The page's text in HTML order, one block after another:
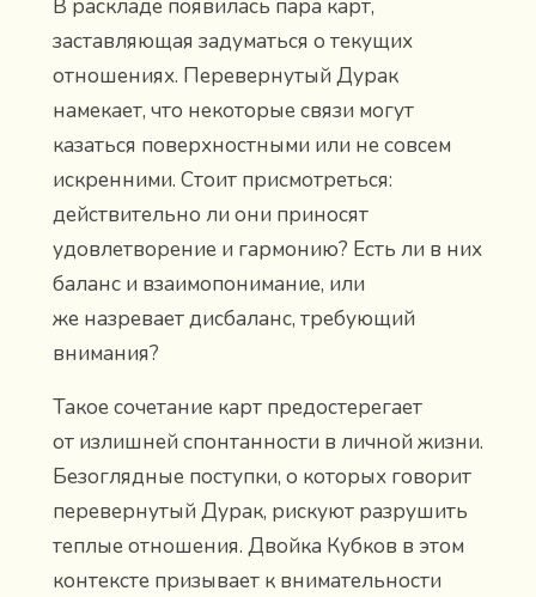
В раскладе появилась пара карт,
заставляющая задуматься о текущих
отношениях. Перевернутый Дурак
намекает, что некоторые связи могут
казаться поверхностными или не совсем
искренними. Стоит присмотреться:
действительно ли они приносят
удовлетворение и гармонию? Есть ли в них
баланс и взаимопонимание, или
же назревает дисбаланс, требующий
внимания?
Такое сочетание карт предостерегает
от излишней спонтанности в личной жизни.
Безоглядные поступки, о которых говорит
перевернутый Дурак, рискуют разрушить
теплые отношения. Двойка Кубков в этом
контексте призывает к внимательности